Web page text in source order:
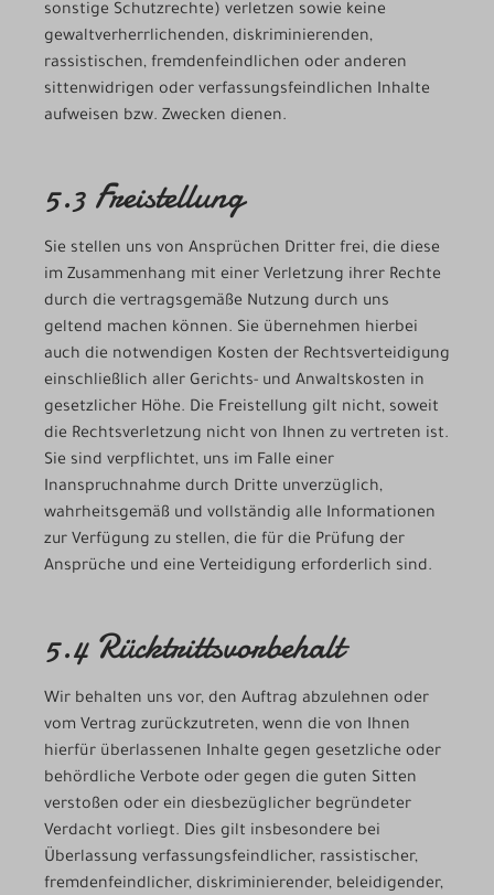
sonstige Schutzrechte) verletzen sowie keine
gewaltverherrlichenden, diskriminierenden,
rassistischen, fremdenfeindlichen oder anderen
sittenwidrigen oder verfassungsfeindlichen Inhalte
aufweisen bzw. Zwecken dienen.
5.3 Freistellung
Sie stellen uns von Ansprüchen Dritter frei, die diese
im Zusammenhang mit einer Verletzung ihrer Rechte
durch die vertragsgemäße Nutzung durch uns
geltend machen können. Sie übernehmen hierbei
auch die notwendigen Kosten der Rechtsverteidigung
einschließlich aller Gerichts- und Anwaltskosten in
gesetzlicher Höhe. Die Freistellung gilt nicht, soweit
die Rechtsverletzung nicht von Ihnen zu vertreten ist.
Sie sind verpflichtet, uns im Falle einer
Inanspruchnahme durch Dritte unverzüglich,
wahrheitsgemäß und vollständig alle Informationen
zur Verfügung zu stellen, die für die Prüfung der
Ansprüche und eine Verteidigung erforderlich sind.
5.4 Rücktrittsvorbehalt
Wir behalten uns vor, den Auftrag abzulehnen oder
vom Vertrag zurückzutreten, wenn die von Ihnen
hierfür überlassenen Inhalte gegen gesetzliche oder
behördliche Verbote oder gegen die guten Sitten
verstoßen oder ein diesbezüglicher begründeter
Verdacht vorliegt. Dies gilt insbesondere bei
Überlassung verfassungsfeindlicher, rassistischer,
fremdenfeindlicher, diskriminierender, beleidigender,